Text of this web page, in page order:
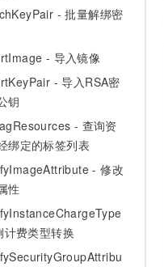
- 批量解绑密
- 导入镜像
- 导入RSA密
钥
- 查询资
绑定的标签列表
- 修改
性
计费类型转换